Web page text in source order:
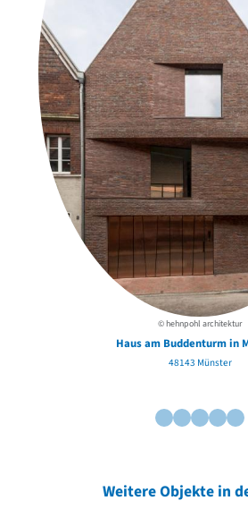
© hehnpohl architektur
Haus am Buddenturm in
48143 Münster
Weitere Objekte in